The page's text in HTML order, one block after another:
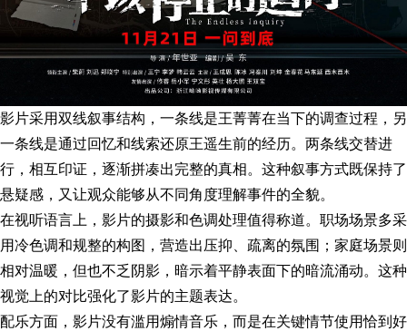
影片采用双线叙事结构，一条线是王菁菁在当下的调查过程，另
一条线是通过回忆和线索还原王遥生前的经历。两条线交替进
行，相互印证，逐渐拼凑出完整的真相。这种叙事方式既保持了
悬疑感，又让观众能够从不同角度理解事件的全貌。
在视听语言上，影片的摄影和色调处理值得称道。职场场景多采
用冷色调和规整的构图，营造出压抑、疏离的氛围；家庭场景则
相对温暖，但也不乏阴影，暗示着平静表面下的暗流涌动。这种
视觉上的对比强化了影片的主题表达。
配乐方面，影片没有滥用煽情音乐，而是在关键情节使用恰到好